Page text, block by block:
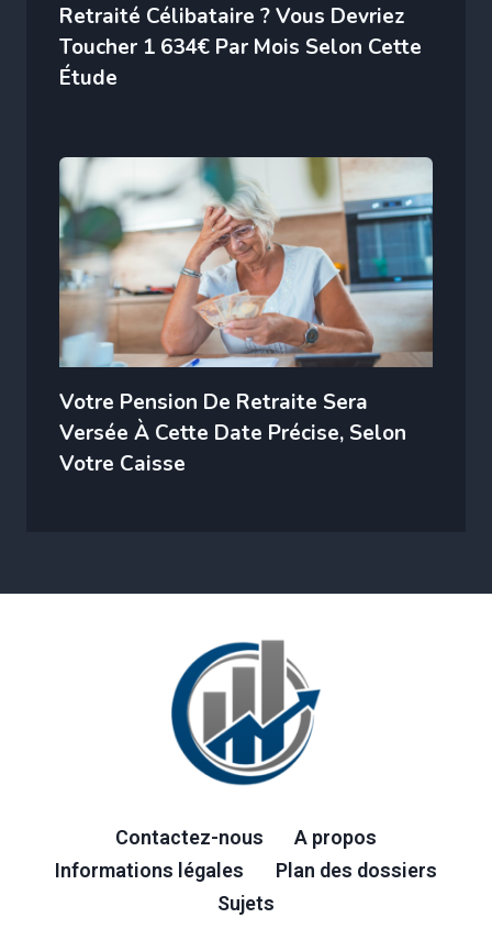
Retraité Célibataire ? Vous Devriez
Toucher 1 634€ Par Mois Selon Cette
Étude
Votre Pension De Retraite Sera
Versée À Cette Date Précise, Selon
Votre Caisse
Contactez-nous
A propos
Informations légales
Plan des dossiers
Sujets